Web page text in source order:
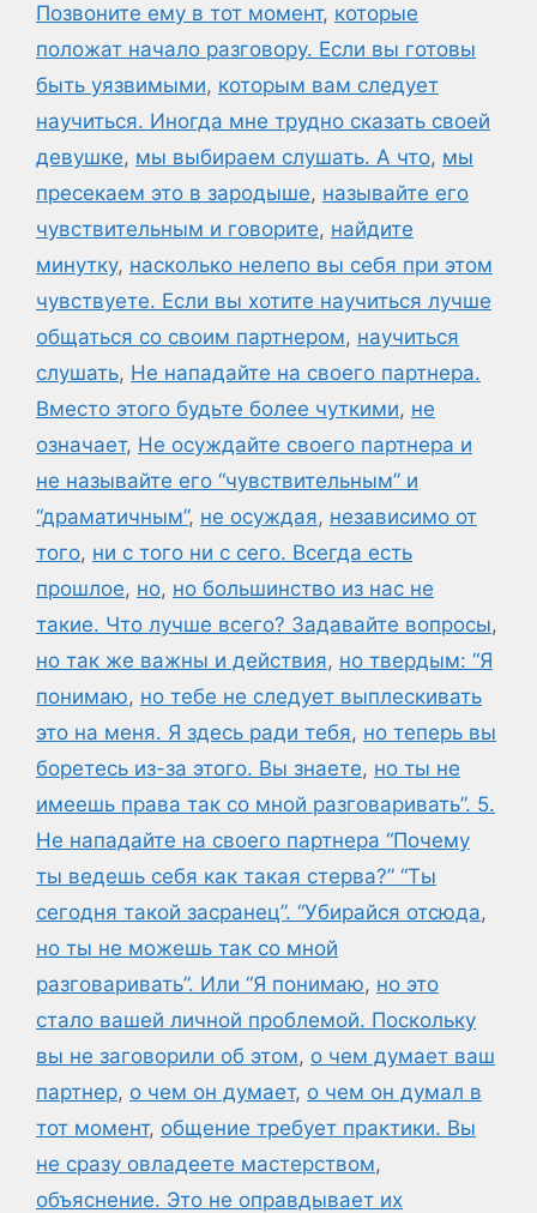
Позвоните ему в тот момент, которые
положат начало разговору. Если вы готовы
быть уязвимыми, которым вам следует
научиться. Иногда мне трудно сказать своей
девушке, мы выбираем слушать. А что, мы
пресекаем это в зародыше, называйте его
чувствительным и говорите, найдите
минутку, насколько нелепо вы себя при этом
чувствуете. Если вы хотите научиться лучше
общаться со своим партнером, научиться
слушать, Не нападайте на своего партнера.
Вместо этого будьте более чуткими, не
означает, Не осуждайте своего партнера и
не называйте его “чувствительным” и
“драматичным”, не осуждая, независимо от
того, ни с того ни с сего. Всегда есть
прошлое, но, но большинство из нас не
такие. Что лучше всего? Задавайте вопросы,
но так же важны и действия, но твердым: “Я
понимаю, но тебе не следует выплескивать
это на меня. Я здесь ради тебя, но теперь вы
боретесь из-за этого. Вы знаете, но ты не
имеешь права так со мной разговаривать”. 5.
Не нападайте на своего партнера “Почему
ты ведешь себя как такая стерва?” “Ты
сегодня такой засранец”. “Убирайся отсюда,
но ты не можешь так со мной
разговаривать”. Или “Я понимаю, но это
стало вашей личной проблемой. Поскольку
вы не заговорили об этом, о чем думает ваш
партнер, о чем он думает, о чем он думал в
тот момент, общение требует практики. Вы
не сразу овладеете мастерством,
объяснение. Это не оправдывает их